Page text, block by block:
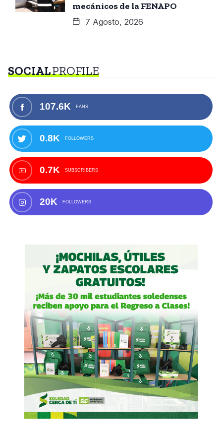
mecánicos de la FENAPO
7 Agosto, 2026
SOCIALPROFILE
107.6K FANS
0.8K FOLLOWERS
0.7K SUBSCRIBERS
20K FOLLOWERS